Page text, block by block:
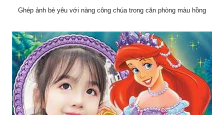
Ghép ảnh bé yêu với nàng công chúa trong căn phòng màu hồng